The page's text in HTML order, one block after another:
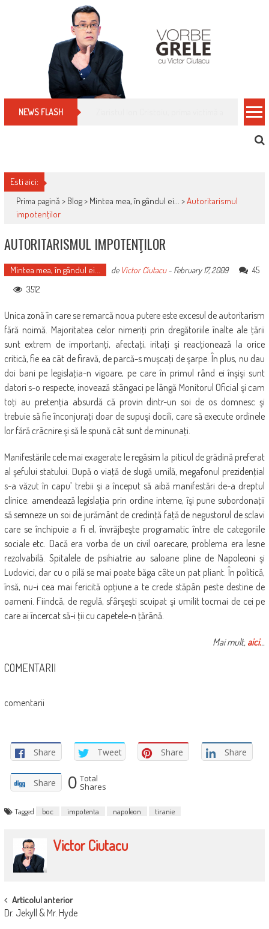
NEWS FLASH Cum îți schimbi, rapid, gratuit și eficient,
Esti aici:
Prima pagină > Blog> Mintea mea, în gândul ei... >Autoritarismul
impotenţilor
AUTORITARISMUL IMPOTENŢILOR
Mintea mea, în gândul ei... de Victor Ciutacu- February 17, 2009
45
3512
Unica zonă în care se remarcă noua putere este excesul de autoritarism
fără noimă. Majoritatea celor nimeriţi prin dregătoriile înalte ale ţării
sunt extrem de importanţi, afectaţi, iritaţi şi reacţionează la orice
critică, fie ea cât de firavă, de parcă-s muşcaţi de şarpe. În plus, nu dau
doi bani pe legislaţia-n vigoare, pe care în primul rând ei înşişi sunt
datori s-o respecte, inovează stângaci pe lângă Monitorul Oficial şi cam
toţi au pretenţia absurdă că provin dintr-un soi de os domnesc şi
trebuie să fie înconjuraţi doar de supuşi docili, care să execute ordinele
lor fără crâcnire şi să le spună cât sunt de minunaţi.
Manifestările cele mai exagerate le regăsim la piticul de grădină preferat
al şefului statului. După o viaţă de slugă umilă, megafonul prezidenţial
s-a văzut în capu’ trebii şi a început să aibă manifestări de-a dreptul
clinice: amendează legislaţia prin ordine interne, îşi pune subordonaţii
să semneze un soi de jurământ de credinţă faţă de negustorul de sclavi
care se închipuie a fi el, învrăjbeşte programatic între ele categoriile
sociale etc. Dacă era vorba de un civil oarecare, problema era lesne
rezolvabilă. Spitalele de psihiatrie au saloane pline de Napoleoni şi
Ludovici, dar cu o pilă se mai poate băga câte un pat pliant. În politică,
însă, nu-i cea mai fericită opţiune a te crede stăpân peste destine de
oameni. Fiindcă, de regulă, sfârşeşti scuipat şi umilit tocmai de cei pe
care ai încercat să-i ţii cu capetele-n ţărână.
Mai mult, aici...
COMENTARII
comentarii
Share Tweet Share Share
Share 0 Total
Shares
Tagged boc impotenta napoleon tiranie
Victor Ciutacu
POST
NAVIGATION
Articolul anterior
Dr. Jekyll & Mr. Hyde